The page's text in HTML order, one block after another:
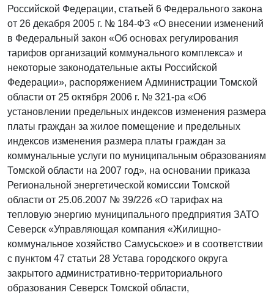
Российской Федерации, статьей 6 Федерального закона
от 26 декабря 2005 г. № 184-ФЗ «О внесении изменений
в Федеральный закон «Об основах регулирования
тарифов организаций коммунального комплекса» и
некоторые законодательные акты Российской
Федерации», распоряжением Администрации Томской
области от 25 октября 2006 г. № 321-ра «Об
установлении предельных индексов изменения размера
платы граждан за жилое помещение и предельных
индексов изменения размера платы граждан за
коммунальные услуги по муниципальным образованиям
Томской области на 2007 год», на основании приказа
Региональной энергетической комиссии Томской
области от 25.06.2007 № 39/226 «О тарифах на
тепловую энергию муниципального предприятия ЗАТО
Северск «Управляющая компания «Жилищно-
коммунальное хозяйство Самусьское» и в соответствии
с пунктом 47 статьи 28 Устава городского округа
закрытого административно-территориального
образования Северск Томской области,